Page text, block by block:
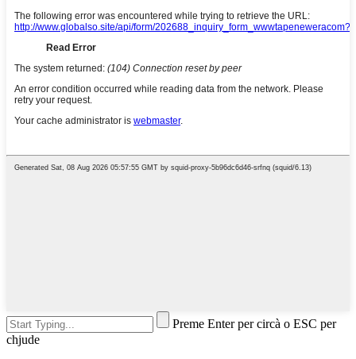
Preme Enter per circà o ESC per
chjude